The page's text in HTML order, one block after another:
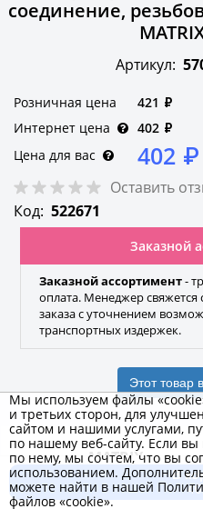
соединение,
Артикул:
Розничная цена 421 ₽
Интернет цена
402 ₽
Цена для вас
402 ₽
Оставить
Код: 522671
Заказной
Заказной ассортимент-
оплата. Менеджер
заказа с уточнением
транспортных издержек.
Этот товар
MATRIX
Бренд
В
Мы используем файлы
и третьих сторон, для
сайтом и нашими услугами,
по нашему веб-сайту. Если
по нему, мы сочтем, что вы
использованием.
можете найти в нашей
файлов «cookie».